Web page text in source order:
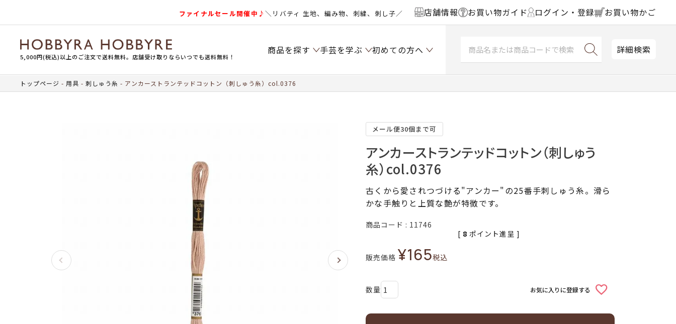
ファイナルセール開催中♪＼リバティ 生地、編み物、刺繍、刺し子／ 店舗情報 お買い物ガイド ログイン・登録 お買い物かご
5,000円(税込)以上のご注文で送料無料。店舗受け取りならいつでも送料無料！
商品を探す 手芸を学ぶ 初めての方へ 詳細検索
トップページ 用具 刺しゅう糸 アンカーストランテッドコットン（刺しゅう糸）col.0376
メール便30個まで可
アンカーストランテッドコットン（刺しゅう
糸）col.0376
古くから愛されつづける"アンカー"の25番手刺しゅう糸。滑ら
かな手触りと上質な艶が特徴です。
商品コード 11746
販売価格 ¥165税込
[ 8 ポイント進呈 ]
お気に入りに登録する